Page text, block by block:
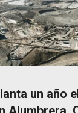
un año